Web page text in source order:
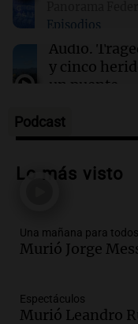
Controles
italianos tras
Episodios
Audio.
y cinco
un puente
Episodios
Audio.Messi
tras la
Audio.Ley
en el
Una mañana
Episodios
Podcast
Lo más visto
Una mañana para todos
Murió Jorge
Espectáculos
Murió Leandro